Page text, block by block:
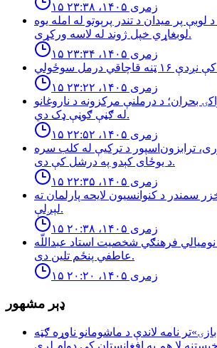
۱۵ زمری ۱۴۰۵، ۲۳:۳۸
لوبې پر میدان د تندر پرېوتو له امله یوه
لوبغاړي خپل ژوند له لاسه ورکړی.
۱۵ زمری ۱۴۰۵، ۲۳:۳۴
۱۵ زمری ۱۴۰۵، ۲۳:۲۲
بحران؛ د درملنې مركزونه د ناروغانو
له ګڼې ګوڼې ډک دي.
۱۵ زمری ۱۴۰۵، ۲۲:۵۲
ترابزون‌اسپور د ترکیې له کلب سره
د یوځای کېدو په درشل کې دی.
۱۵ زمری ۱۴۰۵، ۲۲:۳۵
سمندر د کنوانسیون لایحه پارلمان ته
لېږلې.
۱۵ زمری ۱۴۰۵، ۲۰:۳۸
نوميالي فرهنګي شخصيت استاد عبداللّه
عاطفي پنځم تلين دى.
۱۵ زمری ۱۴۰۵، ۲۰:۲۰
ډېر مشهور
نامه لاندې د ماشومانو ناوړه ګټه